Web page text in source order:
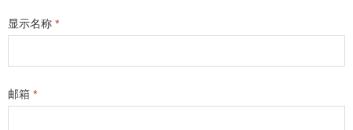
显示名称 *
邮箱 *